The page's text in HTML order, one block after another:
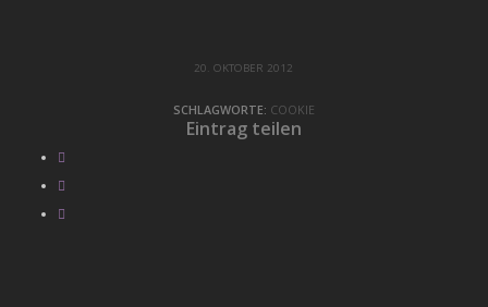
20. OKTOBER 2012
SCHLAGWORTE: COOKIE
Eintrag teilen